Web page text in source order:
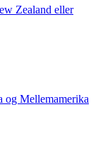
Zealand eller
og Mellemamerika